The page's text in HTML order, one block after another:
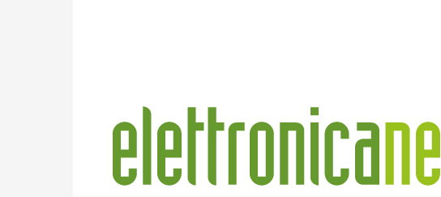
Elettronica
News